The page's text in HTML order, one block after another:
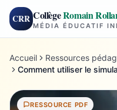
CRR CollègeRomain
MÉDIA ÉDUCATIF
Accueil
Ressources
Comment utiliser le
RESSOURCE PDF